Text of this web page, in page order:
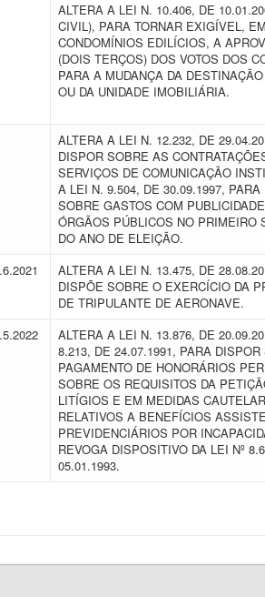
ALTERA A LEI N. 10.406, DE
CIVIL), PARA TORNAR EXIGÍVEL, EM
CONDOMÍNIOS EDILÍCIOS, A
(DOIS TERÇOS) DOS VOTOS DOS
PARA A MUDANÇA DA
OU DA UNIDADE IMOBILIÁRIA.
ALTERA A LEI N. 12.232, DE
DISPOR SOBRE AS
SERVIÇOS DE COMUNICAÇÃO
A LEI N. 9.504, DE 30.09.1997, PARA
SOBRE GASTOS COM
ÓRGÃOS PÚBLICOS NO PRIMEIRO
DO ANO DE ELEIÇÃO.
ALTERA A LEI N. 13.475, DE
DISPÕE SOBRE O EXERCÍCIO DA
DE TRIPULANTE DE AERONAVE.
ALTERA A LEI N. 13.876, DE
8.213, DE 24.07.1991, PARA
PAGAMENTO DE HONORÁRIOS
SOBRE OS REQUISITOS DA
LITÍGIOS E EM MEDIDAS
RELATIVOS A BENEFÍCIOS
PREVIDENCIÁRIOS POR
REVOGA DISPOSITIVO DA LEI Nº
05.01.1993.